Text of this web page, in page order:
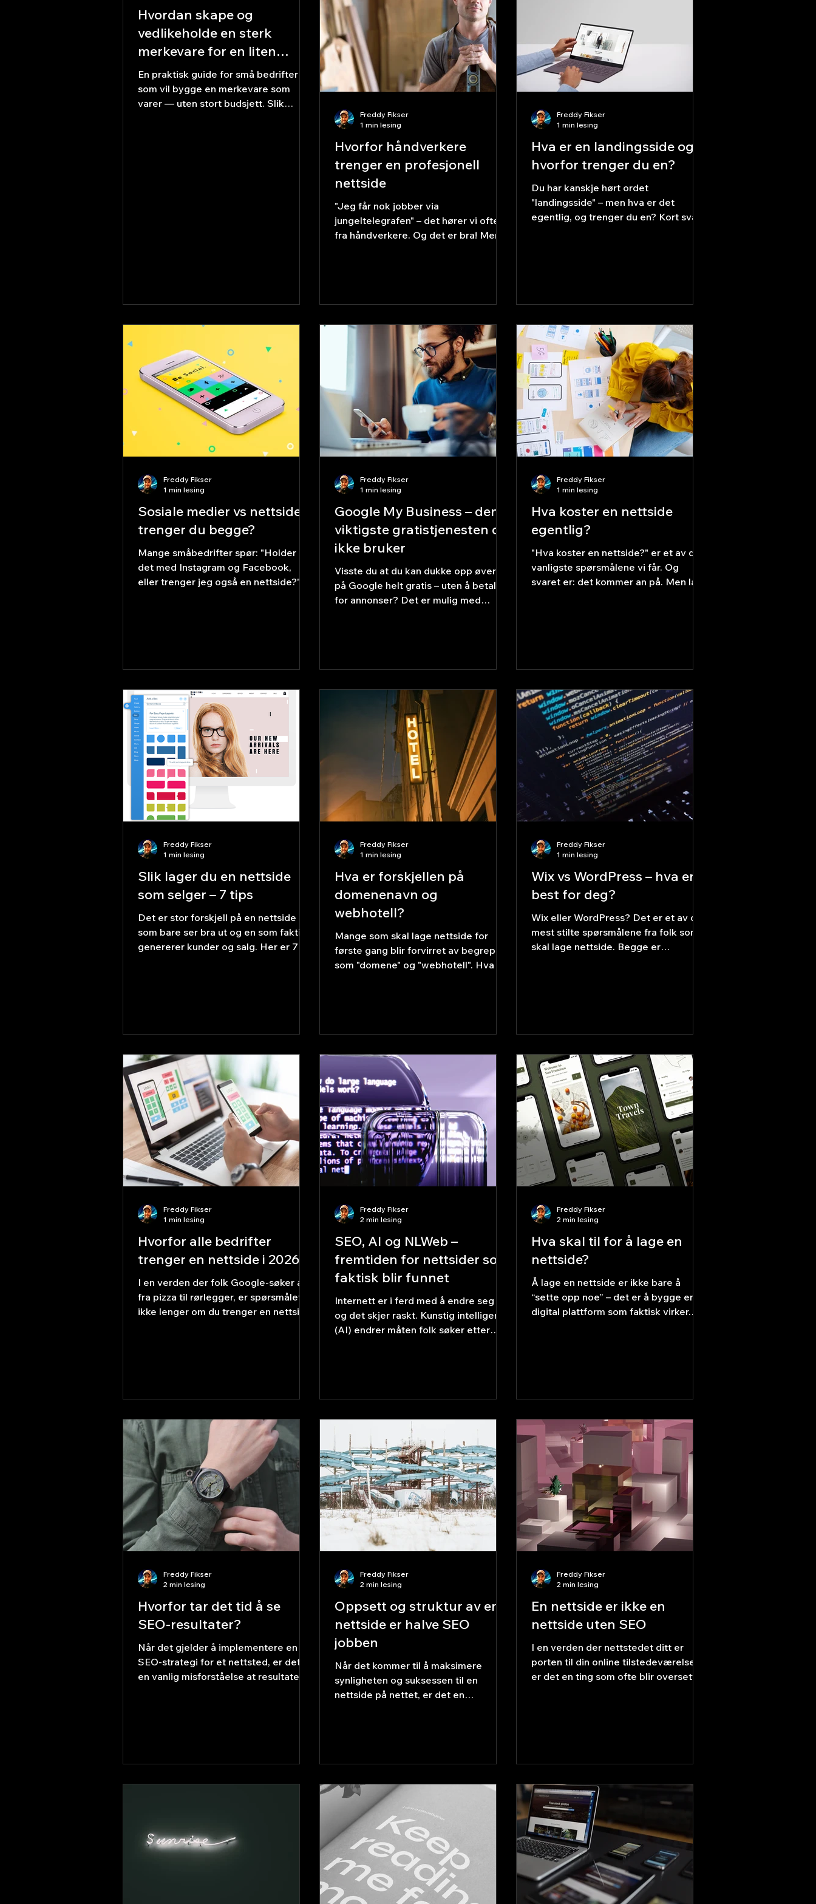
Hvordan skape og
vedlikeholde en sterk
merkevare for en liten
bedrift i 2026
En praktisk guide for små bedrifter
som vil bygge en merkevare som
varer — uten stort budsjett. Slik
Hvorfor håndverkere
trenger en profesjonell
nettside
"Jeg får nok jobber via
jungeltelegrafen" – det hører vi ofte
fra håndverkere. Og det er bra! Men
også etter håndverkere Neste gang
noen trenger en elektriker, maler eller
snekker, er det første de gjør å søke
på Google. Uten en nettside finnes du
rett og slett ikke i disse søkene – og
du overlater kunden til konkurrenten.
En nettside gir deg trov
Freddy Fikser
1 min lesing
Hva er en landingsside og
hvorfor trenger du en?
Du har kanskje hørt ordet
"landingsside" – men hva er det
egentlig, og trenger du en? Kort svar:
bedriften driver med. En landingsside
å gjøre én bestemt ting: bestille en
vare, melde seg på nyhetsbrev eller
ringe deg. Slik fungerer det i praksis
Du kjører en annonse på
Freddy Fikser
1 min lesing
Sosiale medier vs nettside –
trenger du begge?
Mange småbedrifter spør: "Holder
det med Instagram og Facebook,
eller trenger jeg også en nettside?"
eksisterende følgere, dele nyheter og
møter folk der de allerede er. Hva
nettsiden gjør som sosiale medier
ikke kan Du vises i Google-søk –
sosiale medier gjør
Freddy Fikser
1 min lesing
Google My Business – den
viktigste gratistjenesten du
ikke bruker
Visste du at du kan dukke opp øverst
på Google helt gratis – uten å betale
for annonser? Det er mulig med
My Business? Google My Business er
en gratis tjeneste fra Google der du
registrerer bedriften din. Når noen
søker på "rørlegger i [by]" eller "frisør
nær meg", vises bedrifter med
Google-profil øverst i
søkeresultatene – med kart, åpni
Freddy Fikser
1 min lesing
Hva koster en nettside
egentlig?
"Hva koster en nettside?" er et av de
vanligste spørsmålene vi får. Og
svaret er: det kommer an på. Men la
selv. Gratis versjon finnes, men for
funksjoner betaler du typisk 150–500
kr i måneden. Profesjonell nettside –
fra 5 000 til 30 000 kr+ Hirer du noen
til å lage si
Freddy Fikser
1 min lesing
Slik lager du en nettside
som selger – 7 tips
Det er stor forskjell på en nettside
som bare ser bra ut og en som faktisk
genererer kunder og salg. Her er 7
eller klikker seg bort. Fortell
og hvem du hjelper. 2. Én tydelig
oppfordring til handling (CTA) Hva vil
du at besøkende skal gjøre? Ring,
send e-post, bestill time? G
Freddy Fikser
1 min lesing
Hva er forskjellen på
domenenavn og
webhotell?
Mange som skal lage nettside for
første gang blir forvirret av begreper
som "domene" og "webhotell". Hva er
skriver inn for å finne deg – for
eksempel www.freddyfix.com. Det er
som gateadressen til huset ditt. Uten
en adresse kan ingen finne deg.
Webhotell – tomten nettsiden bor på
Webhotell (eller hosting) er
serverplassen der selve net
Freddy Fikser
1 min lesing
Wix vs WordPress – hva er
best for deg?
Wix eller WordPress? Det er et av de
mest stilte spørsmålene fra folk som
skal lage nettside. Begge er
elementer på plass, velger blant
få timer. Alt – hosting, sikkerhet,
oppdateringer – håndteres
automatisk. WordPress – kraftig, men
krevende WordPress gir deg enor
Freddy Fikser
1 min lesing
Hvorfor alle bedrifter
trenger en nettside i 2026
I en verden der folk Google-søker alt
fra pizza til rørlegger, er spørsmålet
ikke lenger om du trenger en nettside
forbrukere undersøker en bedrift på
dukker opp – eller hvis siden ser
utdatert ut – mister du kunder til
konkurrenten. Sosiale medier er ik
Freddy Fikser
1 min lesing
SEO, AI og NLWeb –
fremtiden for nettsider som
faktisk blir funnet
Internett er i ferd med å endre seg –
og det skjer raskt. Kunstig intelligens
(AI) endrer måten folk søker etter
den nye standarden NLWeb betyr for
fremtiden til nettsidene dine. Hva er
egentlig SEO – og hvorfor har det
endret seg? SEO
(søkemotoroptimalisering) handler om
å gjøre nettsiden din synlig for folk
som søker etter det du tilbyr. Ti
Freddy Fikser
2 min lesing
Hva skal til for å lage en
nettside?
Å lage en nettside er ikke bare å
“sette opp noe” – det er å bygge en
digital plattform som faktisk virker.
Freddy Fikser
2 min lesing
Hvorfor tar det tid å se
SEO-resultater?
Når det gjelder å implementere en
SEO-strategi for et nettsted, er det
en vanlig misforståelse at resultater
Freddy Fikser
2 min lesing
Oppsett og struktur av en
nettside er halve SEO
jobben
Når det kommer til å maksimere
synligheten og suksessen til en
nettside på nettet, er det en
å forstå at selve oppsettet og
strukturen av nettstedet spiller en like
viktig rolle i SEO-strategien. Hvorfor
er oppsett og struktur viktig? La oss
starte med å forstå hvorfor oppsett
og struktur er så viktige for SEO-
suksess. Tenk på nettstedets
Freddy Fikser
2 min lesing
En nettside er ikke en
nettside uten SEO
I en verden der nettstedet ditt er
porten til din online tilstedeværelse,
er det en ting som ofte blir oversett
Freddy Fikser
2 min lesing